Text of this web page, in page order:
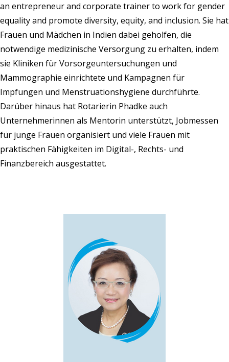
an entrepreneur and corporate trainer to work for gender
equality and promote diversity, equity, and inclusion. Sie hat
Frauen und Mädchen in Indien dabei geholfen, die
notwendige medizinische Versorgung zu erhalten, indem
sie Kliniken für Vorsorgeuntersuchungen und
Mammographie einrichtete und Kampagnen für
Impfungen und Menstruationshygiene durchführte.
Darüber hinaus hat Rotarierin Phadke auch
Unternehmerinnen als Mentorin unterstützt, Jobmessen
für junge Frauen organisiert und viele Frauen mit
praktischen Fähigkeiten im Digital-, Rechts- und
Finanzbereich ausgestattet.